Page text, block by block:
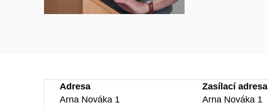
Adresa
Arna Nováka 1
Zasílací adresa
Arna Nováka 1